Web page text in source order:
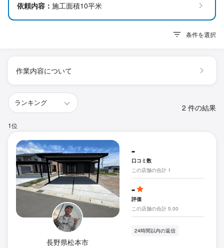
依頼内容： 施工面積10平米
条件を選択
作業内容について
2 件の結果
1位
長野県松本市
-
口コミ数
この店舗の合計 1
-
評価
この店舗の合計 5.00
24時間以内の返信